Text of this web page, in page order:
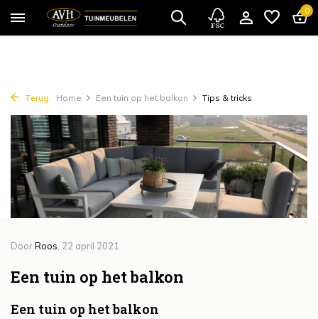
{!!% include 'snippets/cta.rain' %!!} 0
Terug Home Een tuin op het balkon Tips & tricks
DoorRoos , 22 april 2021
Een tuin op het balkon
Een tuin op het balkon